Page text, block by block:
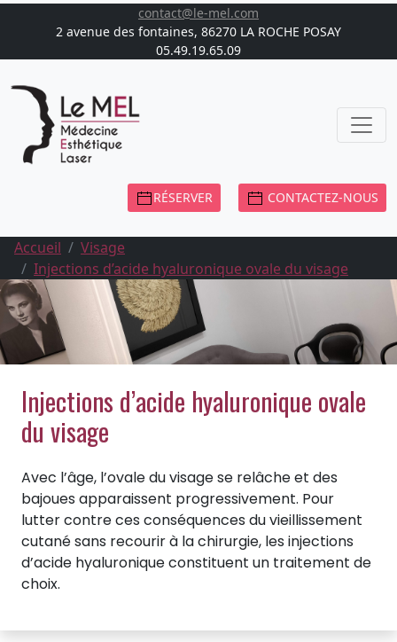
05.49.19.65.09
2 avenue des fontaines, 86270 LA ROCHE POSAY
contact@le-mel.com
RÉSERVER CONTACTEZ-NOUS
Accueil
Visage
Injections d’acide hyaluronique ovale du visage
Injections d’acide hyaluronique ovale
du visage
Avec l’âge, l’ovale du visage se relâche et des
bajoues apparaissent progressivement. Pour
lutter contre ces conséquences du vieillissement
cutané sans recourir à la chirurgie, les injections
d’acide hyaluronique constituent un traitement de
choix.